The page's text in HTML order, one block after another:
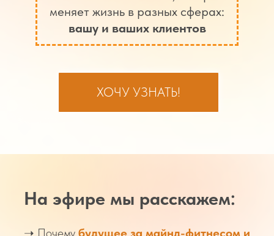
меняет жизнь в разных сферах:
вашу и ваших клиентов
ХОЧУ УЗНАТЬ!
На эфире мы расскажем:
➝ Почему будущее за майнд-фитнесом и